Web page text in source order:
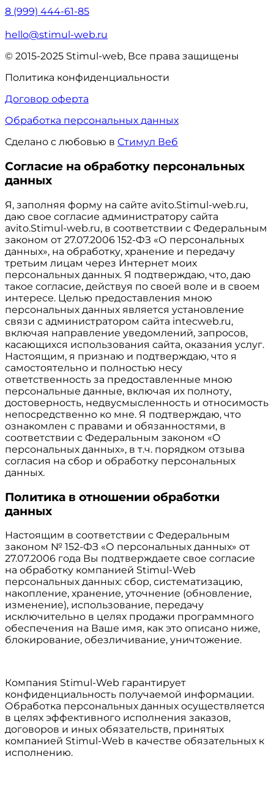
8 (999) 444-61-85
hello@stimul-web.ru
© 2015-2025 Stimul-web, Все права защищены
Политика конфиденциальности
Договор оферта
Обработка персональных данных
Сделано с любовью в Стимул Веб
Согласие на обработку персональных
данных
Я, заполняя форму на сайте avito.Stimul-web.ru,
даю свое согласие администратору сайта
avito.Stimul-web.ru, в соответствии с Федеральным
законом от 27.07.2006 152-ФЗ «О персональных
данных», на обработку, хранение и передачу
третьим лицам через Интернет моих
персональных данных. Я подтверждаю, что, даю
такое согласие, действуя по своей воле и в своем
интересе. Целью предоставления мною
персональных данных является установление
связи с администратором сайта intecweb.ru,
включая направление уведомлений, запросов,
касающихся использования сайта, оказания услуг.
Настоящим, я признаю и подтверждаю, что я
самостоятельно и полностью несу
ответственность за предоставленные мною
персональные данные, включая их полноту,
достоверность, недвусмысленность и относимость
непосредственно ко мне. Я подтверждаю, что
ознакомлен с правами и обязанностями, в
соответствии с Федеральным законом «О
персональных данных», в т.ч. порядком отзыва
согласия на сбор и обработку персональных
данных.
Политика в отношении обработки
данных
Настоящим в соответствии с Федеральным
законом № 152-ФЗ «О персональных данных» от
27.07.2006 года Вы подтверждаете свое согласие
на обработку компанией Stimul-Web
персональных данных: сбор, систематизацию,
накопление, хранение, уточнение (обновление,
изменение), использование, передачу
исключительно в целях продажи программного
обеспечения на Ваше имя, как это описано ниже,
блокирование, обезличивание, уничтожение.
Компания Stimul-Web гарантирует
конфиденциальность получаемой информации.
Обработка персональных данных осуществляется
в целях эффективного исполнения заказов,
договоров и иных обязательств, принятых
компанией Stimul-Web в качестве обязательных к
исполнению.